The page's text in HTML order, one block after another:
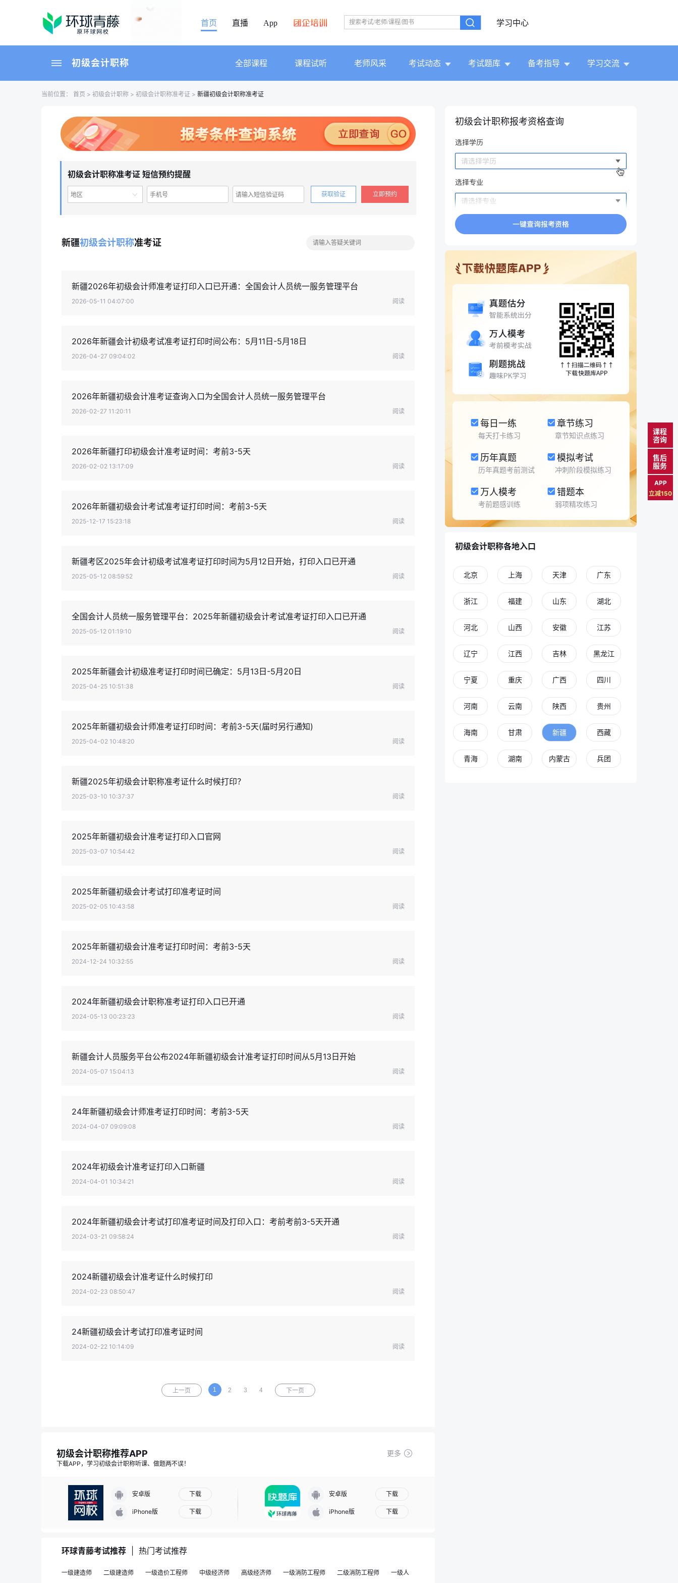
首页 直播 App 学习中心
初级会计职称 全部课程 课程试听 老师风采 考试动态 考试题库 备考指导 学习交流
当前位置： 首页 > 初级会计职称 > 初级会计职称准考证 > 新疆初级会计职称准考证
初级会计职称准考证 短信预约提醒
地区 获取验证 立即预约
新疆初级会计职称准考证
新疆2026年初级会计师准考证打印入口已开通：全国会计人员统一服务管理平台
2026-05-11 04:07:00 阅读
2026年新疆会计初级考试准考证打印时间公布：5月11日-5月18日
2026-04-27 09:04:02 阅读
2026年新疆初级会计准考证查询入口为全国会计人员统一服务管理平台
2026-02-27 11:20:11 阅读
2026年新疆打印初级会计准考证时间：考前3-5天
2026-02-02 13:17:09 阅读
2026年新疆初级会计考试准考证打印时间：考前3-5天
2025-12-17 15:23:18 阅读
新疆考区2025年会计初级考试准考证打印时间为5月12日开始，打印入口已开通
2025-05-12 08:59:52 阅读
全国会计人员统一服务管理平台：2025年新疆初级会计考试准考证打印入口已开通
2025-05-12 01:19:10 阅读
2025年新疆会计初级准考证打印时间已确定：5月13日-5月20日
2025-04-25 10:51:38 阅读
2025年新疆初级会计师准考证打印时间：考前3-5天(届时另行通知)
2025-04-02 10:48:20 阅读
新疆2025年初级会计职称准考证什么时候打印？
2025-03-10 10:37:37 阅读
2025年新疆初级会计准考证打印入口官网
2025-03-07 10:54:42 阅读
2025年新疆初级会计考试打印准考证时间
2025-02-05 10:43:58 阅读
2025年新疆初级会计准考证打印时间：考前3-5天
2024-12-24 10:32:55 阅读
2024年新疆初级会计职称准考证打印入口已开通
2024-05-13 00:23:23 阅读
新疆会计人员服务平台公布2024年新疆初级会计准考证打印时间从5月13日开始
2024-05-07 15:04:13 阅读
24年新疆初级会计师准考证打印时间：考前3-5天
2024-04-07 09:09:08 阅读
2024年初级会计准考证打印入口新疆
2024-04-01 10:34:21 阅读
2024年新疆初级会计考试打印准考证时间及打印入口：考前考前3-5天开通
2024-03-21 09:58:24 阅读
2024新疆初级会计准考证什么时候打印
2024-02-23 08:50:47 阅读
24新疆初级会计考试打印准考证时间
2024-02-22 10:14:09 阅读
上一页 1 2 3 4 下一页
初级会计职称推荐APP 更多
下载APP，学习初级会计职称听课、做题两不误！
安卓版 下载
iPhone版 下载
安卓版 下载
iPhone版 下载
环球青藤考试推荐 热门考试推荐
一级建造师 二级建造师 一级造价工程师 中级经济师 高级经济师 一级消防工程师 二级消防工程师 一级人
初级会计职称报考资格查询
每日一练
每天打卡练习
章节练习
章节知识点练习
历年真题
历年真题考前测试
模拟考试
冲刺阶段模拟练习
万人模考
考前题感训练
错题本
弱项精攻练习
初级会计职称各地入口
北京 上海 天津 广东
浙江 福建 山东 湖北
河北 山西 安徽 江苏
辽宁 江西 吉林 黑龙江
宁夏 重庆 广西 四川
河南 云南 陕西 贵州
海南 甘肃 新疆 西藏
青海 湖南 内蒙古 兵团
课程
咨询
售后
服务
APP
立减150